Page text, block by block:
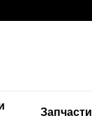
Запчасти